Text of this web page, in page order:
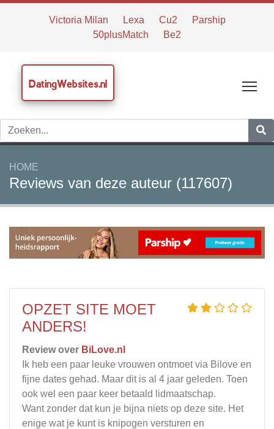
Victoria Milan Lexa Cu2
Parship
50plusMatch
Be2
DatingWebsites.nl
HOME
Reviews van deze auteur (117607)
OPZET SITE MOET
ANDERS!
Review over BiLove.nl
Ik heb een paar leuke vrouwen ontmoet via Bilove en
fijne dates gehad. Maar dit is al 4 jaar geleden. Toen
ook wel een paar keer betaald lidmaatschap.
Want zonder dat kun je bijna niets op deze site. Het
enige wat je kunt is knipogen versturen en